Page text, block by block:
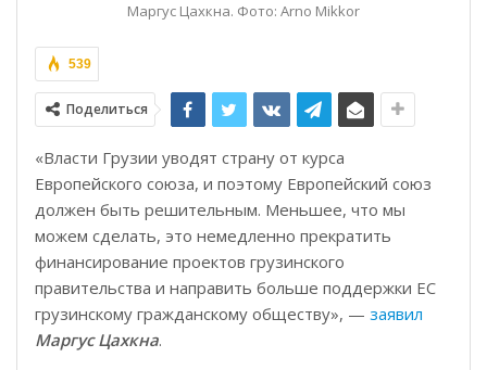
Маргус Цахкна. Фото: Arno Mikkor
539
Поделиться
«Власти Грузии уводят страну от курса
Европейского союза, и поэтому Европейский союз
должен быть решительным. Меньшее, что мы
можем сделать, это немедленно прекратить
финансирование проектов грузинского
правительства и направить больше поддержки ЕС
грузинскому гражданскому обществу», — заявил
Маргус Цахкна.